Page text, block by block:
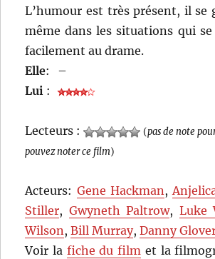
L’humour est très présent, il se
même dans les situations qui
facilement au drame.
Elle:
–
Lui :
Lecteurs : (pas de note
pouvez noter ce film)
Acteurs: Gene Hackman,
Stiller, Gwyneth Paltrow, Luke
Wilson,Bill Murray,Danny
Voir la fiche du film et la